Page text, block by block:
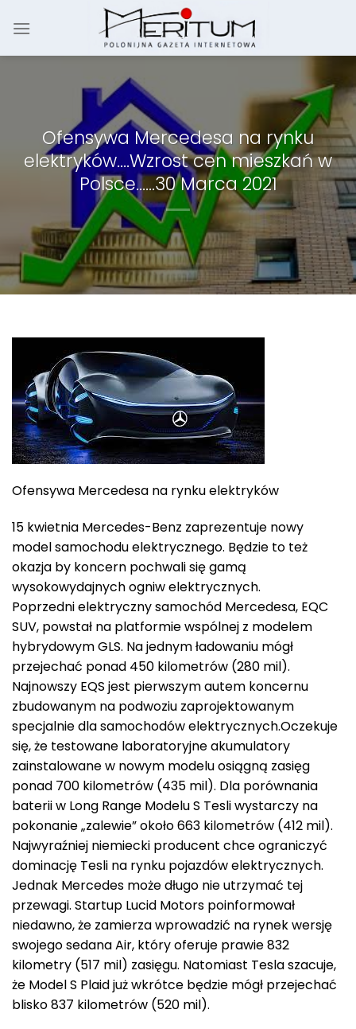
Ofensywa Mercedesa na rynku
elektryków….Wzrost cen mieszkań w
Polsce……30 Marca 2021
Ofensywa Mercedesa na rynku elektryków
15 kwietnia Mercedes-Benz zaprezentuje nowy
model samochodu elektrycznego. Będzie to też
okazja by koncern pochwali się gamą
wysokowydajnych ogniw elektrycznych.
Poprzedni elektryczny samochód Mercedesa, EQC
SUV, powstał na platformie wspólnej z modelem
hybrydowym GLS. Na jednym ładowaniu mógł
przejechać ponad 450 kilometrów (280 mil).
Najnowszy EQS jest pierwszym autem koncernu
zbudowanym na podwoziu zaprojektowanym
specjalnie dla samochodów elektrycznych.Oczekuje
się, że testowane laboratoryjne akumulatory
zainstalowane w nowym modelu osiągną zasięg
ponad 700 kilometrów (435 mil). Dla porównania
baterii w Long Range Modelu S Tesli wystarczy na
pokonanie „zalewie” około 663 kilometrów (412 mil).
Najwyraźniej niemiecki producent chce ograniczyć
dominację Tesli na rynku pojazdów elektrycznych.
Jednak Mercedes może długo nie utrzymać tej
przewagi. Startup Lucid Motors poinformował
niedawno, że zamierza wprowadzić na rynek wersję
swojego sedana Air, który oferuje prawie 832
kilometry (517 mil) zasięgu. Natomiast Tesla szacuje,
że Model S Plaid już wkrótce będzie mógł przejechać
blisko 837 kilometrów (520 mil).